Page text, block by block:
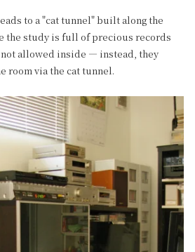
to a "cat tunnel" built along the
the study is full of precious records
not allowed inside — instead, they
room via the cat tunnel.